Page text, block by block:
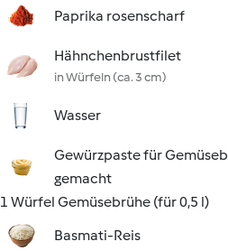
Paprika rosenscharf
Hähnchenbrustfilet
in Würfeln (ca. 3 cm)
Wasser
Gewürzpaste für
gemacht
1 Würfel Gemüsebrühe (für 0,5 l)
Basmati-Reis